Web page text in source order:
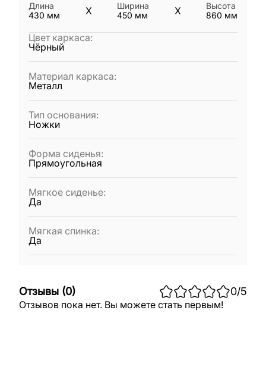
Длина
430 мм X
Ширина
450 мм X
Высота
860 мм
Цвет каркаса:
Чёрный
Материал каркаса:
Металл
Тип основания:
Ножки
Форма сиденья:
Прямоугольная
Мягкое сиденье:
Да
Мягкая спинка:
Да
Отзывы (0) 0/5
Отзывов пока нет. Вы можете стать первым!